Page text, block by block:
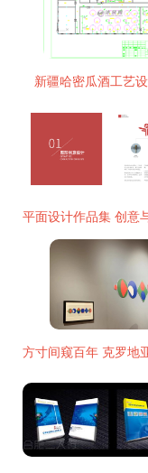
新疆哈密瓜酒工艺